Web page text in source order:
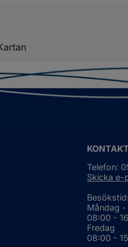
Telefon:
Skicka e-
Besökstid:
Måndag
08:00 -
Fredag
08:00 -